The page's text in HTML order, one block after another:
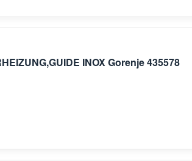
INOX Gorenje 435578